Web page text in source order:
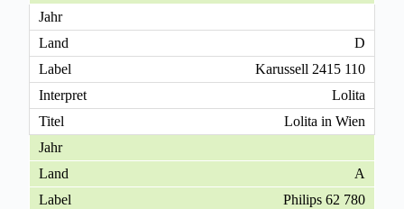
D
Karussell 2415 110
Lolita
Lolita in Wien
A
Philips 62 780